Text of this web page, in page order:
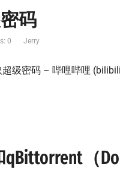
码
0 Jerry
级密码 – 哔哩哔哩
qBittorrent（